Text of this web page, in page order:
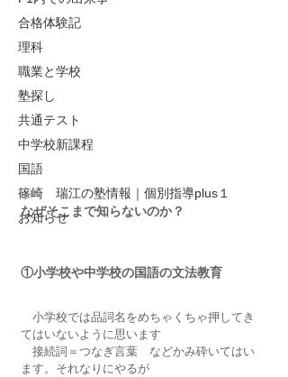
合格体験記
理科
職業と学校
塾探し
共通テスト
中学校新課程
国語
篠崎 瑞江の塾情報｜個別指導plus１
お知らせ
なぜそこまで知らないのか？
①小学校や中学校の国語の文法教育
小学校では品詞名をめちゃくちゃ押してき
てはいないように思います
接続詞＝つなぎ言葉　などかみ砕いてはい
ます。それなりにやるが